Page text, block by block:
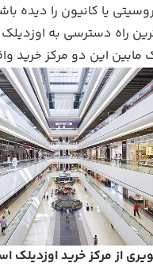
یا کانیون را دیده
راه دسترسی به اوزدیلک
مابین این دو مرکز خرید
از مرکز خرید اوزدیلک